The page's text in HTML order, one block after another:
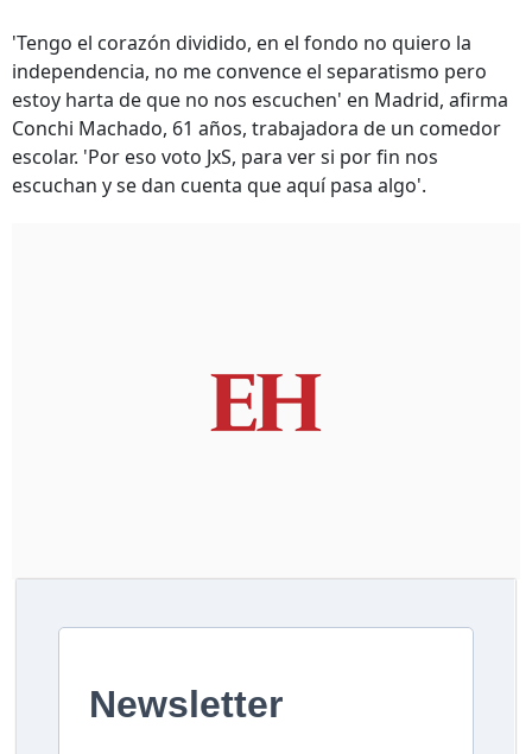
'Tengo el corazón dividido, en el fondo no quiero la
independencia, no me convence el separatismo pero
estoy harta de que no nos escuchen' en Madrid, afirma
Conchi Machado, 61 años, trabajadora de un comedor
escolar. 'Por eso voto JxS, para ver si por fin nos
escuchan y se dan cuenta que aquí pasa algo'.